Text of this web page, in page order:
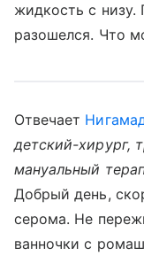
жидкость с низу.
разошелся. Что
Отвечает
детский-хирург,
мануальный
Добрый день,
серома. Не
ванночки с